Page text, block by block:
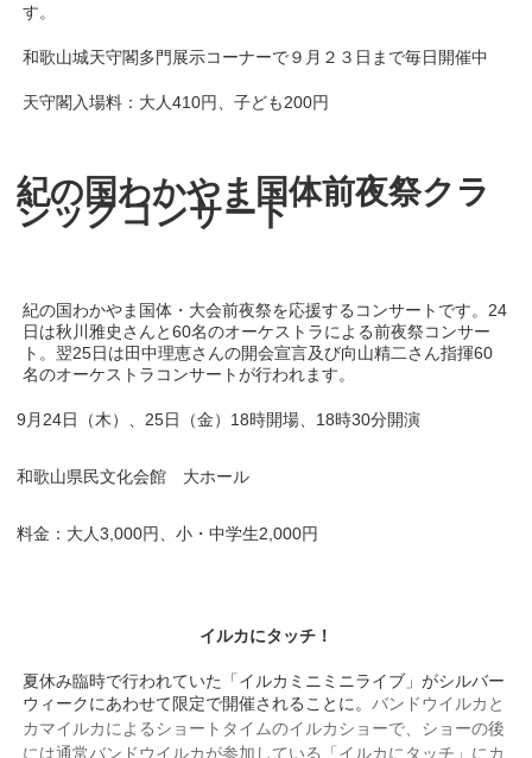
す。
和歌山城天守閣多門展示コーナーで９月２３日まで毎日開催中
天守閣入場料：大人410円、子ども200円
紀の国わかやま国体前夜祭クラ
シックコンサート
紀の国わかやま国体・大会前夜祭を応援するコンサートです。24
日は秋川雅史さんと60名のオーケストラによる前夜祭コンサー
ト。翌25日は田中理恵さんの開会宣言及び向山精二さん指揮60
名のオーケストラコンサートが行われます。
9月24日（木）、25日（金）18時開場、18時30分開演
和歌山県民文化会館 大ホール
料金：大人3,000円、小・中学生2,000円
イルカにタッチ！
夏休み臨時で行われていた「イルカミニミニライブ」がシルバー
ウィークにあわせて限定で開催されることに。バンドウイルカと
カマイルカによるショートタイムのイルカショーで、ショーの後
には通常バンドウイルカが参加している「イルカにタッチ」にカ